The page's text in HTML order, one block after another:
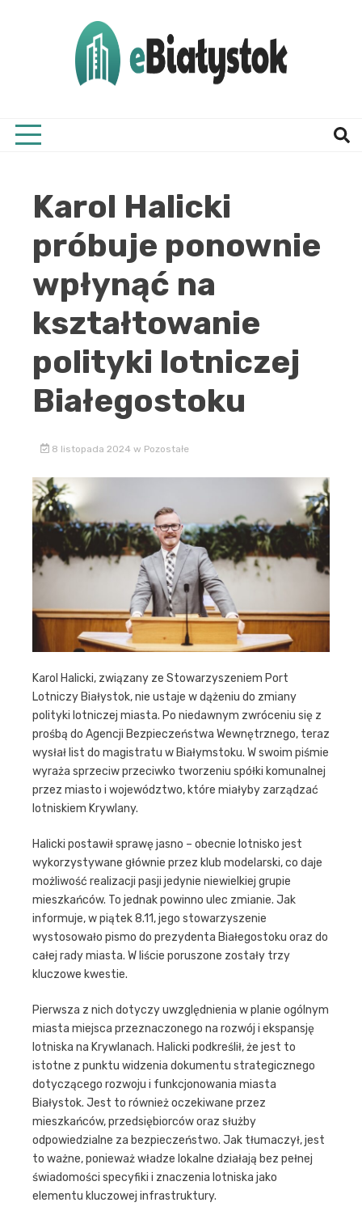
Karol Halicki
próbuje ponownie
wpłynąć na
kształtowanie
polityki lotniczej
Białegostoku
8 listopada 2024 w Pozostałe
Karol Halicki, związany ze Stowarzyszeniem Port
Lotniczy Białystok, nie ustaje w dążeniu do zmiany
polityki lotniczej miasta. Po niedawnym zwróceniu się z
prośbą do Agencji Bezpieczeństwa Wewnętrznego, teraz
wysłał list do magistratu w Białymstoku. W swoim piśmie
wyraża sprzeciw przeciwko tworzeniu spółki komunalnej
przez miasto i województwo, które miałyby zarządzać
lotniskiem Krywlany.
Halicki postawił sprawę jasno – obecnie lotnisko jest
wykorzystywane głównie przez klub modelarski, co daje
możliwość realizacji pasji jedynie niewielkiej grupie
mieszkańców. To jednak powinno ulec zmianie. Jak
informuje, w piątek 8.11, jego stowarzyszenie
wystosowało pismo do prezydenta Białegostoku oraz do
całej rady miasta. W liście poruszone zostały trzy
kluczowe kwestie.
Pierwsza z nich dotyczy uwzględnienia w planie ogólnym
miasta miejsca przeznaczonego na rozwój i ekspansję
lotniska na Krywlanach. Halicki podkreślił, że jest to
istotne z punktu widzenia dokumentu strategicznego
dotyczącego rozwoju i funkcjonowania miasta
Białystok. Jest to również oczekiwane przez
mieszkańców, przedsiębiorców oraz służby
odpowiedzialne za bezpieczeństwo. Jak tłumaczył, jest
to ważne, ponieważ władze lokalne działają bez pełnej
świadomości specyfiki i znaczenia lotniska jako
elementu kluczowej infrastruktury.